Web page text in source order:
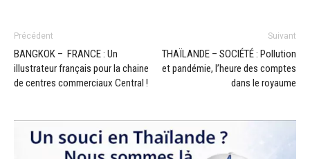
Précédent
BANGKOK – FRANCE : Un
illustrateur français pour la chaine
de centres commerciaux Central !
Suivant
THAÏLANDE – SOCIÉTÉ : Pollution
et pandémie, l’heure des comptes
dans le royaume